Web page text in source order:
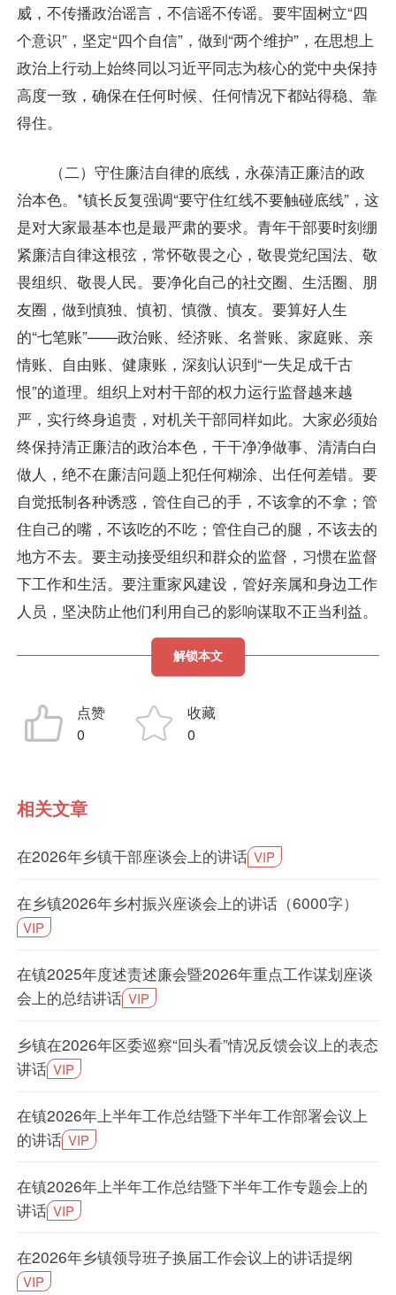
威，不传播政治谣言，不信谣不传谣。要牢固树立“四
个意识”，坚定“四个自信”，做到“两个维护”，在思想上
政治上行动上始终同以习近平同志为核心的党中央保持
高度一致，确保在任何时候、任何情况下都站得稳、靠
得住。
（二）守住廉洁自律的底线，永葆清正廉洁的政
治本色。*镇长反复强调“要守住红线不要触碰底线”，这
是对大家最基本也是最严肃的要求。青年干部要时刻绷
紧廉洁自律这根弦，常怀敬畏之心，敬畏党纪国法、敬
畏组织、敬畏人民。要净化自己的社交圈、生活圈、朋
友圈，做到慎独、慎初、慎微、慎友。要算好人生
的“七笔账”——政治账、经济账、名誉账、家庭账、亲
情账、自由账、健康账，深刻认识到“一失足成千古
恨”的道理。组织上对村干部的权力运行监督越来越
严，实行终身追责，对机关干部同样如此。大家必须始
终保持清正廉洁的政治本色，干干净净做事、清清白白
做人，绝不在廉洁问题上犯任何糊涂、出任何差错。要
自觉抵制各种诱惑，管住自己的手，不该拿的不拿；管
住自己的嘴，不该吃的不吃；管住自己的腿，不该去的
地方不去。要主动接受组织和群众的监督，习惯在监督
下工作和生活。要注重家风建设，管好亲属和身边工作
人员，坚决防止他们利用自己的影响谋取不正当利益。
解锁本文
点赞
0
收藏
0
相关文章
在2026年乡镇干部座谈会上的讲话 VIP
在乡镇2026年乡村振兴座谈会上的讲话（6000字）
VIP
在镇2025年度述责述廉会暨2026年重点工作谋划座谈
会上的总结讲话 VIP
乡镇在2026年区委巡察“回头看”情况反馈会议上的表态
讲话 VIP
在镇2026年上半年工作总结暨下半年工作部署会议上
的讲话 VIP
在镇2026年上半年工作总结暨下半年工作专题会上的
讲话 VIP
在2026年乡镇领导班子换届工作会议上的讲话提纲
VIP